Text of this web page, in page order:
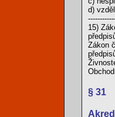
d)
15)
Zákon
§ 31